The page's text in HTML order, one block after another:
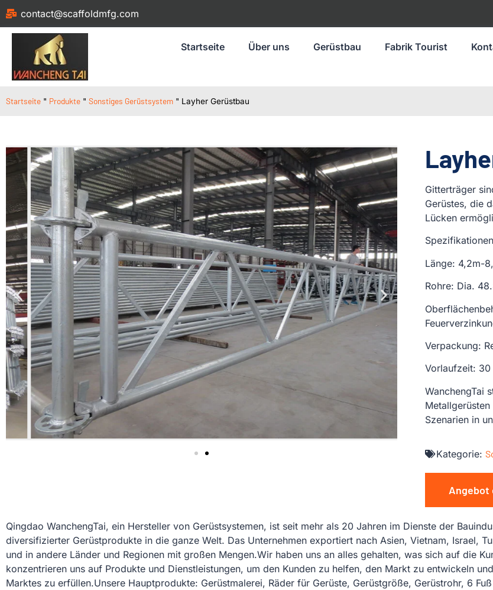
contact@scaffoldmfg.com
Startseite Über uns Gerüstbau Fabrik Tourist
Startseite " Produkte " Sonstiges Gerüstsystem " Layher Gerüstbau
Gitterträger
Gerüstes, die
Lücken
Länge: 4,2m-
Rohre: Dia.
Verpackung:
Vorlaufzeit: 30
WanchengTai
Szenarien in
Kategorie:
Angebot
Qingdao WanchengTai, ein Hersteller von Gerüstsystemen, ist seit mehr als 20 Jahren im Dienste der
diversifizierter Gerüstprodukte in die ganze Welt. Das Unternehmen exportiert nach Asien, Vietnam, Israel,
und in andere Länder und Regionen mit großen Mengen.Wir haben uns an alles gehalten, was sich auf die
konzentrieren uns auf Produkte und Dienstleistungen, um den Kunden zu helfen, den Markt zu entwickeln
Marktes zu erfüllen.Unsere Hauptprodukte: Gerüstmalerei, Räder für Gerüste, Gerüstgröße, Gerüstrohr, 6